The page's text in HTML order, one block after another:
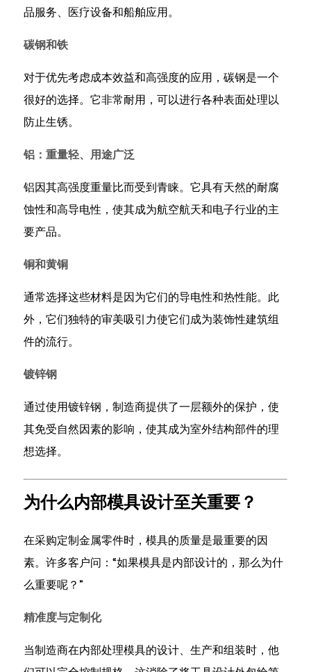
铁
铝：
量
轻、
用
广
泛
2.4
铜
和
铜
2.5
镀
锌
钢
3
为
什
么
部
模
具
设
计
至
关
重
要？
3.1
精
准
品服务、医疗设备和船舶应用。
碳钢和铁
对于优先考虑成本效益和高强度的应用，碳钢是一个
很好的选择。它非常耐用，可以进行各种表面处理以
防止生锈。
铝：重量轻、用途广泛
铝因其高强度重量比而受到青睐。它具有天然的耐腐
蚀性和高导电性，使其成为航空航天和电子行业的主
要产品。
铜和黄铜
通常选择这些材料是因为它们的导电性和热性能。此
外，它们独特的审美吸引力使它们成为装饰性建筑组
件的流行。
镀锌钢
通过使用镀锌钢，制造商提供了一层额外的保护，使
其免受自然因素的影响，使其成为室外结构部件的理
想选择。
为什么内部模具设计至关重要？
在采购定制金属零件时，模具的质量是最重要的因
素。许多客户问：“如果模具是内部设计的，那么为什
么重要呢？”
精准度与定制化
当制造商在内部处理模具的设计、生产和组装时，他